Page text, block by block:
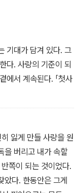
와 셜리, 일탈의 공모
을 해주거나 슬플 때
자와 한 시절을 공유
담겨 있다.
기대가 담겨 있다. 그
다. 사랑의 기준이 되
에서 계속된다. 「첫사
잃게 만들 사랑을 원
을 버리고 내가 속할
쪽이 되는 것이었다.
았다. 한동안은 그게